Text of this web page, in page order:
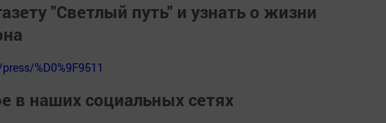
"Светлый путь" и узнать о жизни
%D0%9F9511
в наших социальных сетях